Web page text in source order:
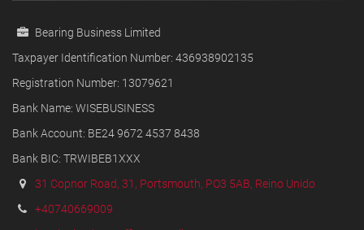
Bearing Business Limited
Taxpayer Identification Number: 436938902135
Registration Number: 13079621
Bank Name: WISEBUSINESS
Bank Account: BE24 9672 4537 8438
Bank BIC: TRWIBEB1XXX
31 Copnor Road, 31, Portsmouth, PO3 5AB, Reino Unido
+40740669009